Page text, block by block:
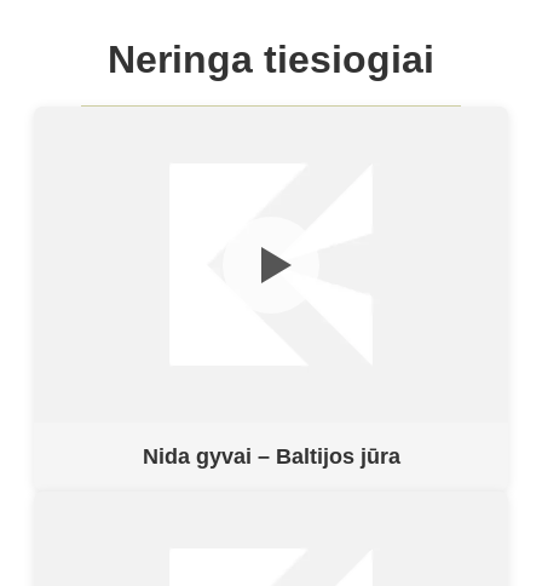
Neringa tiesiogiai
Nida gyvai – Baltijos jūra